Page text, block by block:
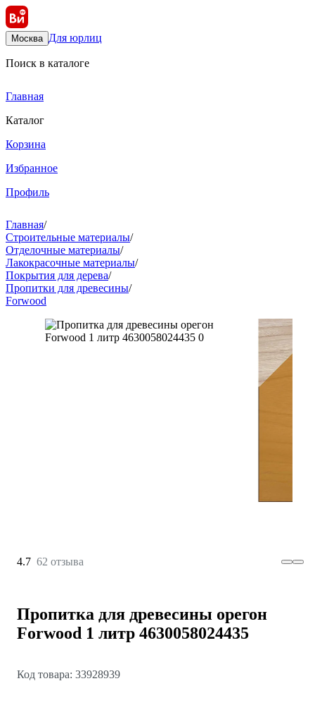
Москва Для юрлиц
Поиск в каталоге
Главная
Каталог
Корзина
Избранное
Профиль
Главная/
Строительные материалы/
Отделочные материалы/
Лакокрасочные материалы/
Покрытия для дерева/
Пропитки для древесины/
Forwood
4.7 62 отзыва
Пропитка для древесины орегон
Forwood 1 литр 4630058024435
Код товара: 33928939